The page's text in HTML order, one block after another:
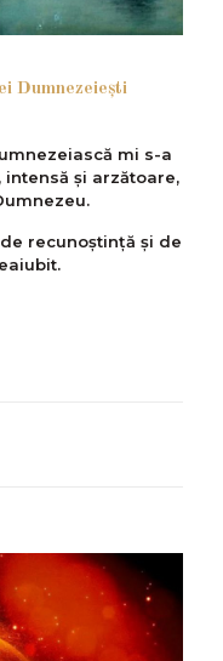
Dumnezeieşti
mi s-a
şi arzătoare,
recunoştinţă şi de